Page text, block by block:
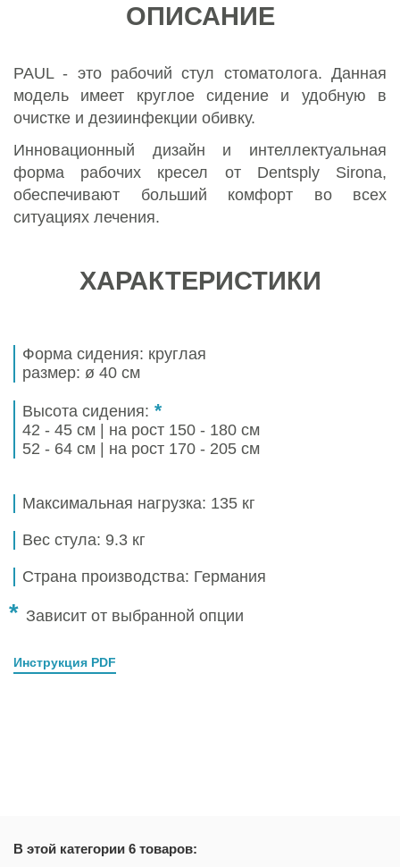
ОПИСАНИЕ
PAUL - это рабочий стул стоматолога. Данная
модель имеет круглое сидение и удобную в
очистке и дезиинфекции обивку.
Инновационный дизайн и интеллектуальная
форма рабочих кресел от Dentsply Sirona,
обеспечивают больший комфорт во всех
ситуациях лечения.
ХАРАКТЕРИСТИКИ
Форма сидения: круглая
размер: ø 40 см
Высота сидения: *
42 - 45 см | на рост 150 - 180 см
52 - 64 см | на рост 170 - 205 см
Максимальная нагрузка: 135 кг
Вес стула: 9.3 кг
Страна производства: Германия
* Зависит от выбранной опции
Инструкция PDF
В этой категории 6 товаров: